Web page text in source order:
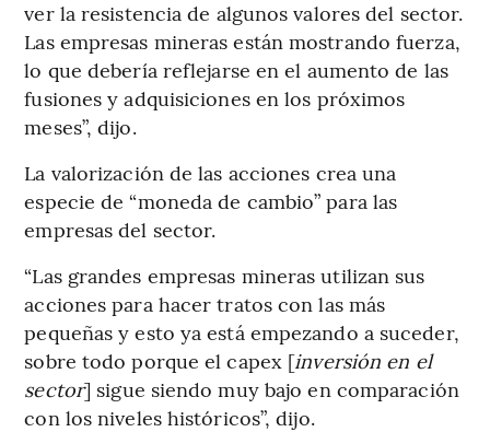
ver la resistencia de algunos valores del sector.
Las empresas mineras están mostrando fuerza,
lo que debería reflejarse en el aumento de las
fusiones y adquisiciones en los próximos
meses”, dijo.
La valorización de las acciones crea una
especie de “moneda de cambio” para las
empresas del sector.
“Las grandes empresas mineras utilizan sus
acciones para hacer tratos con las más
pequeñas y esto ya está empezando a suceder,
sobre todo porque el capex [inversión en el
sector] sigue siendo muy bajo en comparación
con los niveles históricos”, dijo.